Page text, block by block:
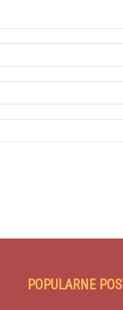
POPULARNE